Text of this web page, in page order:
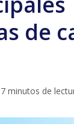
de
7 minutos de